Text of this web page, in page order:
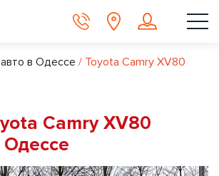
в Одессе / Toyota Camry XV80
Camry XV80